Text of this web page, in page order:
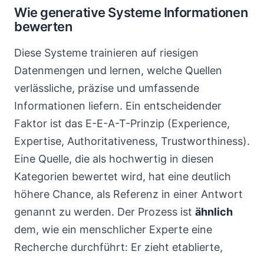
Wie generative Systeme Informationen
bewerten
Diese Systeme trainieren auf riesigen
Datenmengen und lernen, welche Quellen
verlässliche, präzise und umfassende
Informationen liefern. Ein entscheidender
Faktor ist das E-E-A-T-Prinzip (Experience,
Expertise, Authoritativeness, Trustworthiness).
Eine Quelle, die als hochwertig in diesen
Kategorien bewertet wird, hat eine deutlich
höhere Chance, als Referenz in einer Antwort
genannt zu werden. Der Prozess ist ähnlich
dem, wie ein menschlicher Experte eine
Recherche durchführt: Er zieht etablierte,